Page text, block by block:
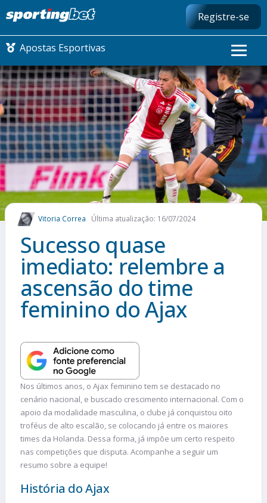
Registre-se
Apostas Esportivas
CONMEBOL LIBERTADORES
FUTEBOL NACIONAL
FUTEBOL INTERNACIONAL
COMO APOSTAR
MAIS ESPORTES
Vitoria Correa Última atualização: 16/07/2024
Sucesso quase
imediato: relembre a
ascensão do time
feminino do Ajax
Nos últimos anos, o Ajax feminino tem se destacado no
cenário nacional, e buscado crescimento internacional. Com o
apoio da modalidade masculina, o clube já conquistou oito
troféus de alto escalão, se colocando já entre os maiores
times da Holanda. Dessa forma, já impõe um certo respeito
nas competições que disputa. Acompanhe a seguir um
resumo sobre a equipe!
História do Ajax